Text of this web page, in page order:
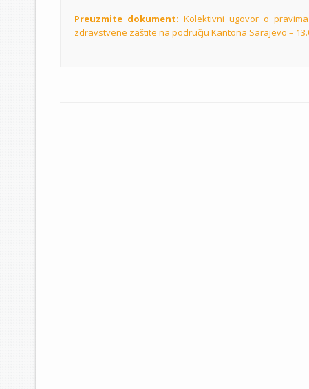
Preuzmite dokument: Kolektivni ugovor o
zdravstvene zaštite na području Kantona Sarajevo –